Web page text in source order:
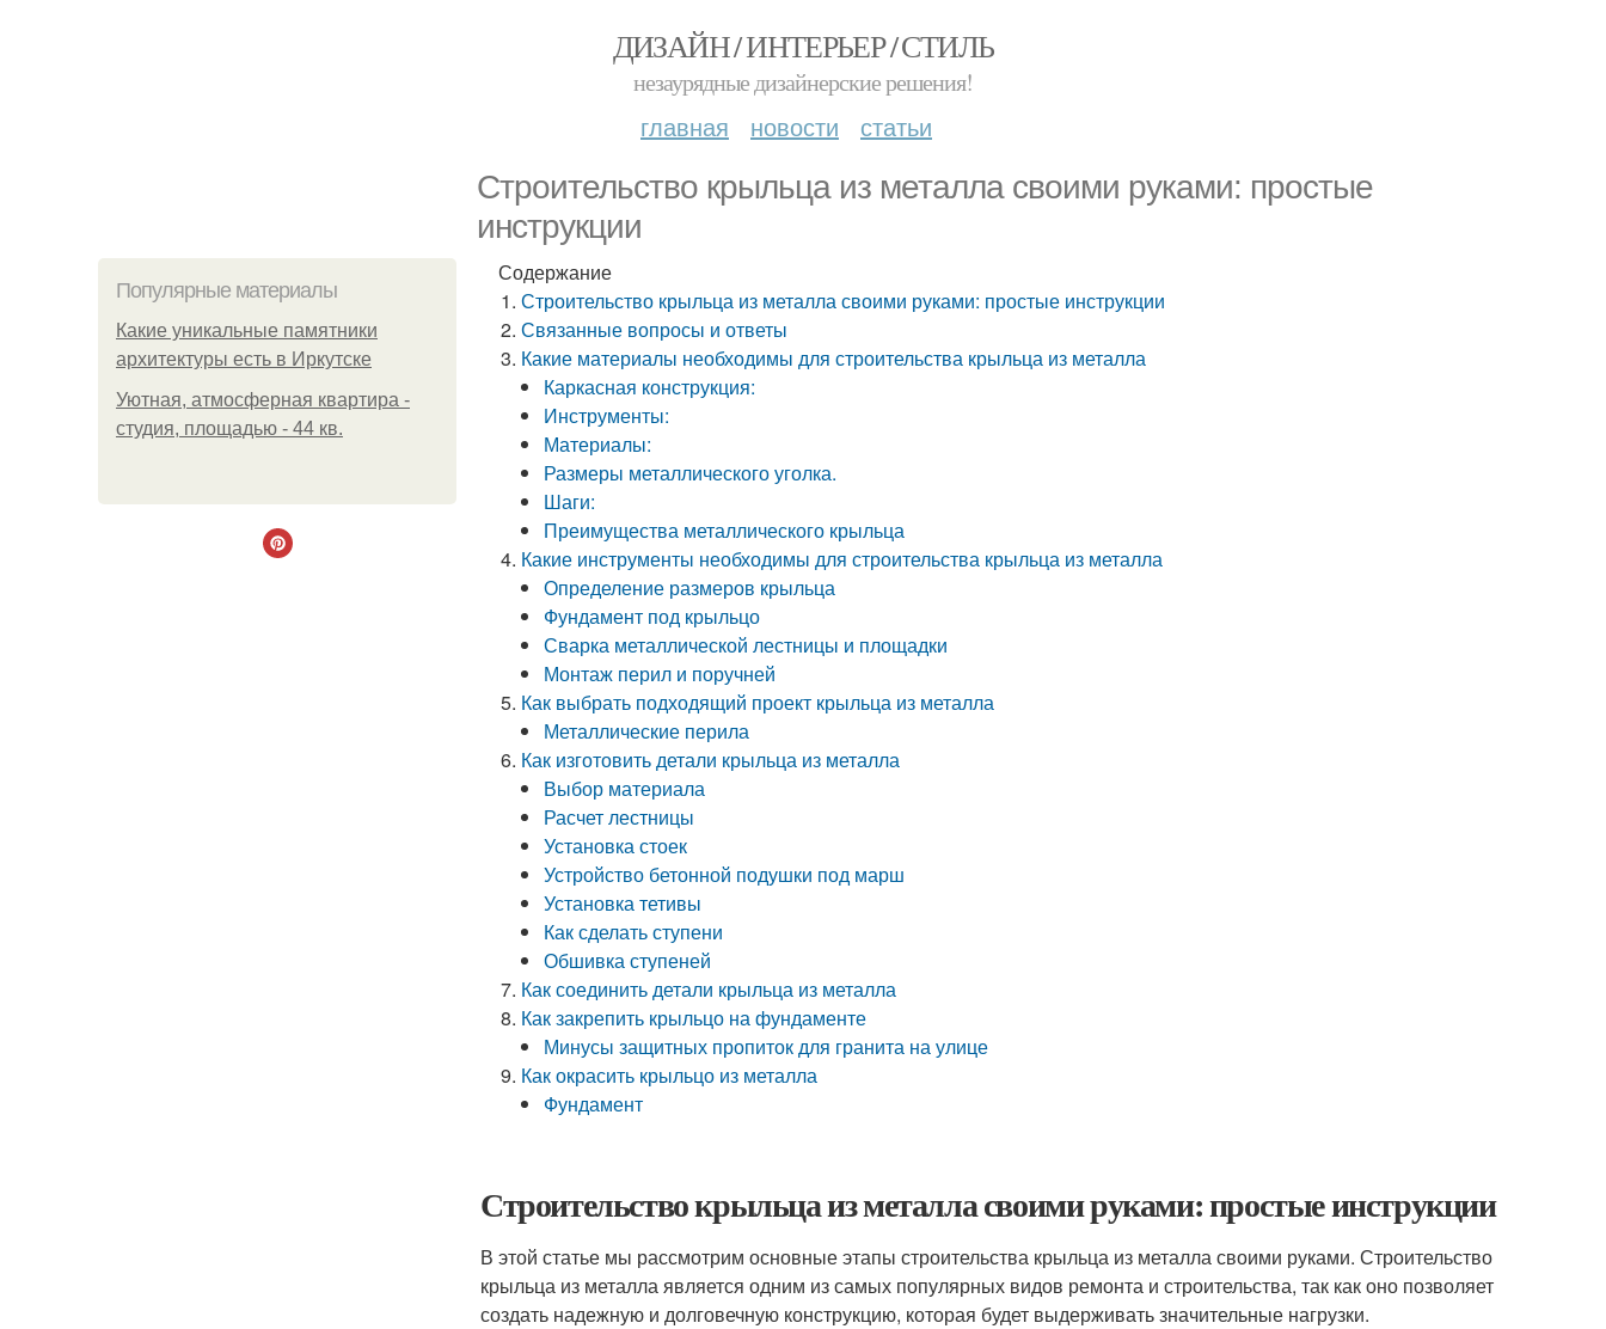
ДИЗАЙН / ИНТЕРЬЕР / СТИЛЬ
незаурядные дизайнерские решения!
главная новости статьи
Строительство крыльца из металла своими руками: простые
инструкции
Популярные материалы
Какие уникальные памятники
архитектуры есть в Иркутске
Уютная, атмосферная квартира -
студия, площадью - 44 кв.
Содержание
Строительство крыльца из металла своими руками: простые инструкции
Связанные вопросы и ответы
Какие материалы необходимы для строительства крыльца из металла
Каркасная конструкция:
Инструменты:
Материалы:
Размеры металлического уголка.
Шаги:
Преимущества металлического крыльца
Какие инструменты необходимы для строительства крыльца из металла
Определение размеров крыльца
Фундамент под крыльцо
Сварка металлической лестницы и площадки
Монтаж перил и поручней
Как выбрать подходящий проект крыльца из металла
Металлические перила
Как изготовить детали крыльца из металла
Выбор материала
Расчет лестницы
Установка стоек
Устройство бетонной подушки под марш
Установка тетивы
Как сделать ступени
Обшивка ступеней
Как соединить детали крыльца из металла
Как закрепить крыльцо на фундаменте
Минусы защитных пропиток для гранита на улице
Как окрасить крыльцо из металла
Фундамент
Строительство крыльца из металла своими руками: простые инструкции
В этой статье мы рассмотрим основные этапы строительства крыльца из металла своими руками. Строительство
крыльца из металла является одним из самых популярных видов ремонта и строительства, так как оно позволяет
создать надежную и долговечную конструкцию, которая будет выдерживать значительные нагрузки.